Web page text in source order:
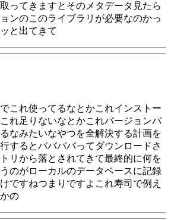
ってきますとそのメタデータ見たら
ンのこのライブラリが必要なのかっ
と出てきて
これ使ってるなとかこれインストー
れ足りないなとかこれバージョンバ
なみたいなやつを全解決する計画を
するとババババってダウンロードさ
リから落とされてきて最終的に何を
のがローカルのデータベースに記録
ですねつまりですよこれ寿司で例え
の